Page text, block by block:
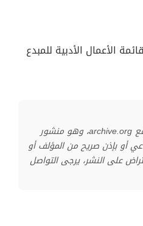
الأعمال الأدبية للمبدع
تم جلب هذا الكتاب من موقع archive.org، وهو منشور
أو بإذن صريح من المؤلف أو
على النشر، يرجى التواصل